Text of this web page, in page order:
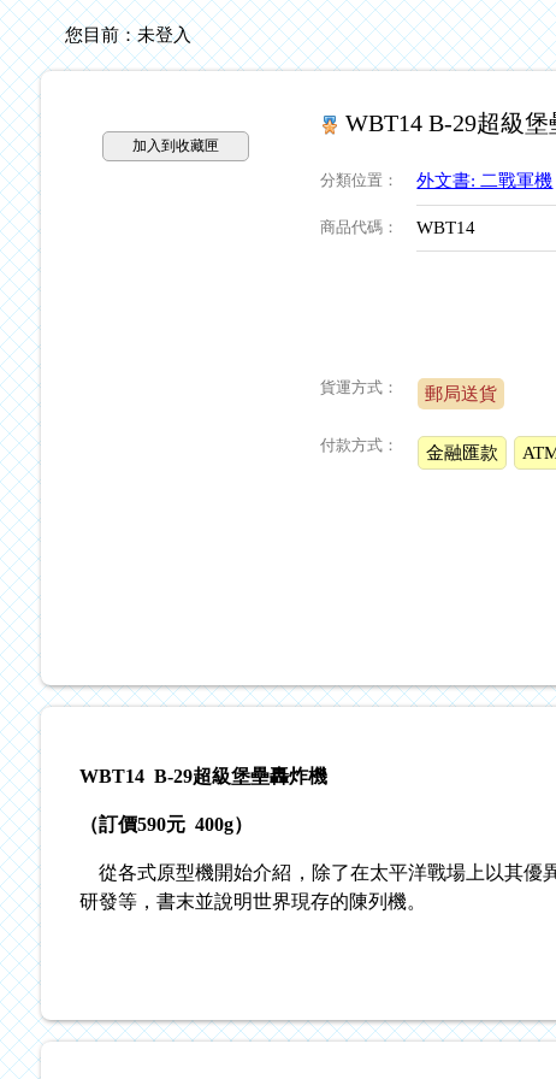
您目前：未登入
加入到收藏匣
WBT14 B-29超級
分類位置 ： 外文書: 二戰軍機
商品代碼 ： WBT14
貨運方式： 郵局送貨
付款方式： 金融匯款
WBT14 B-29超級堡壘轟炸機
（訂價590元 400g）
從各式原型機開始介紹，除了在太平洋戰場上以其優
研發等，書末並說明世界現存的陳列機。